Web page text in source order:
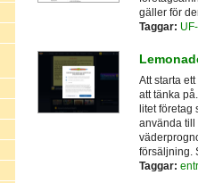
gäller för
Taggar:
Att starta
att tänka
litet företag
använda till
försäljning.
Taggar: